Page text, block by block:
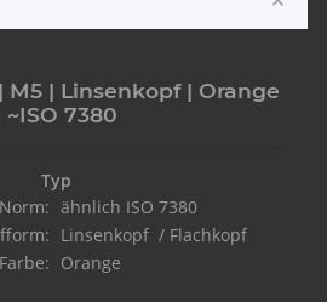
M5 | Linsenkopf | Orange
~ISO 7380
Typ
Norm: ähnlich ISO 7380
Linsenkopf / Flachkopf
Farbe: Orange